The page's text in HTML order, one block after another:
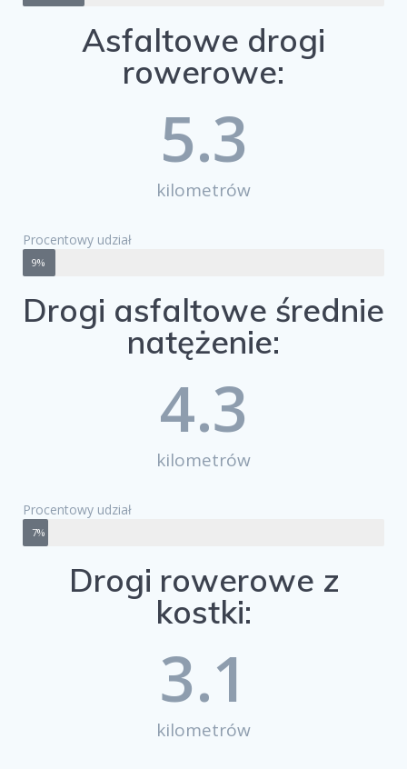
Asfaltowe drogi
rowerowe:
kilometrów
5.3
Procentowy udział
9%
Drogi asfaltowe średnie
natężenie:
kilometrów
4.3
Procentowy udział
7%
Drogi rowerowe z
kostki:
kilometrów
3.1